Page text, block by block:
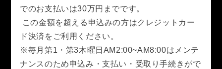
でのお支払いは30万円までです。
この金額を超える申込みの方はクレジットカー
ド決済をご利用ください。
※毎月第1・第3木曜日AM2:00~AM8:00はメンテ
ナンスのため申込み・支払い・受取り手続きがで